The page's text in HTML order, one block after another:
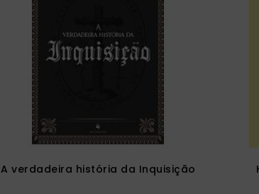
A verdadeira história da Inquisição